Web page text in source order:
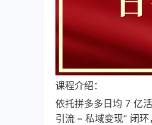
课程介绍：
依托拼多多日均 7 亿
引流 – 私域变现” 闭